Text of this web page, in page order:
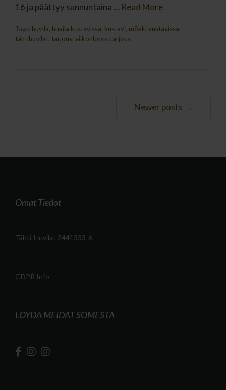
16 ja päättyy sunnuntaina … Read More
Tags: huvila huvila kustavissa kustavi mökki kustavissa
tähtihuvilat tarjous viikonlopputarjous
Newer posts →
Omat Tiedot
Tähti-Huvilat 2441333-6
GDPR Info
LÖYDÄ MEIDÄT SOMESTA